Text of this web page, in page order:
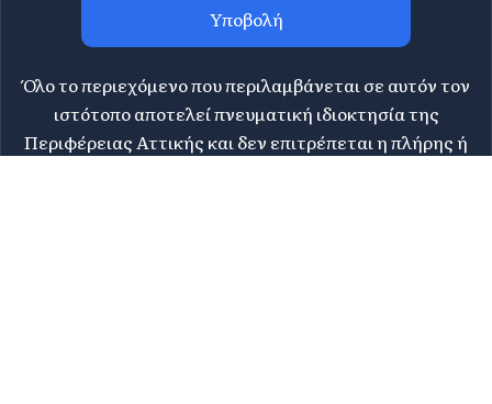
Υποβολή
Όλο το περιεχόμενο που περιλαμβάνεται σε αυτόν τον
ιστότοπο αποτελεί πνευματική ιδιοκτησία της
Περιφέρειας Αττικής και δεν επιτρέπεται η πλήρης ή